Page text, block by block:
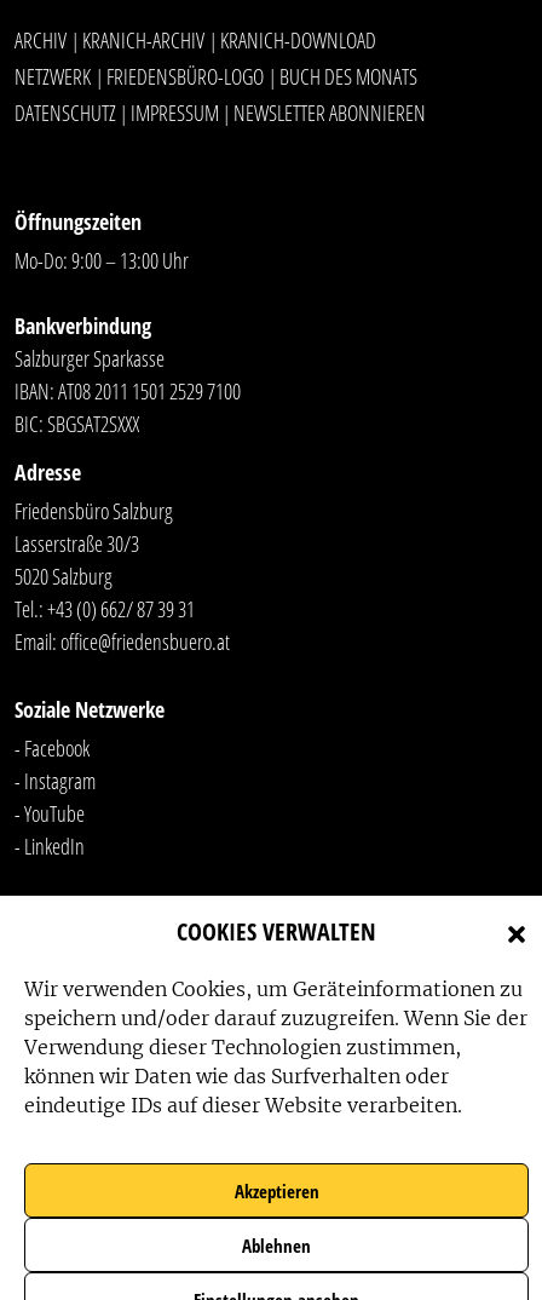
COOKIES VERWALTEN
Wir verwenden Cookies, um Geräteinformationen zu
speichern und/oder darauf zuzugreifen. Wenn Sie der
Verwendung dieser Technologien zustimmen,
können wir Daten wie das Surfverhalten oder
eindeutige IDs auf dieser Website verarbeiten.
Akzeptieren
Ablehnen
ARCHIV | KRANICH-ARCHIV | KRANICH-DOWNLOAD
NETZWERK | FRIEDENSBÜRO-LOGO | BUCH DES MONATS
DATENSCHUTZ | IMPRESSUM | NEWSLETTER ABONNIEREN
Öffnungszeiten
Mo-Do: 9:00 – 13:00 Uhr
Bankverbindung
Salzburger Sparkasse
IBAN: AT08 2011 1501 2529 7100
BIC: SBGSAT2SXXX
Adresse
Friedensbüro Salzburg
Lasserstraße 30/3
5020 Salzburg
Tel.:+43 (0) 662/ 87 39 31
Email:office@friedensbuero.at
Soziale Netzwerke
- Facebook
- Instagram
- YouTube
- LinkedIn
Das Friedensbüro wird gefördert von:
Das Friedensbüro wird unterstützt von: